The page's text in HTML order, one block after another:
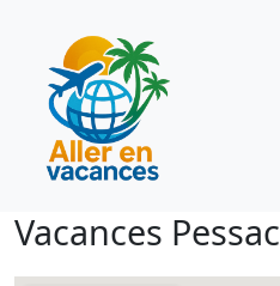
Vacances Pessac